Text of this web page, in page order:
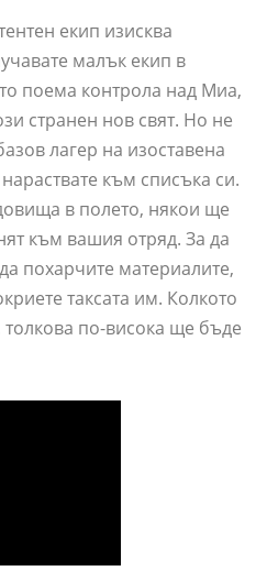
екип изисква
малък екип в
поема контрола над Миа,
странен нов свят. Но не
лагер на изоставена
към списъка си.
в полето, някои ще
към вашия отряд. За да
похарчите материалите,
таксата им. Колкото
по-висока ще бъде